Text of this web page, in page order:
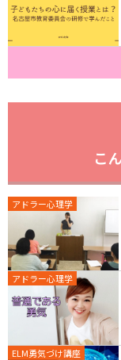
こ
アドラー心理学
アドラー心理学
ELM勇気づけ講座